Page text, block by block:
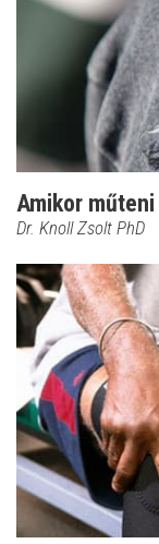
Amikor
Dr. Knoll Zsolt PhD